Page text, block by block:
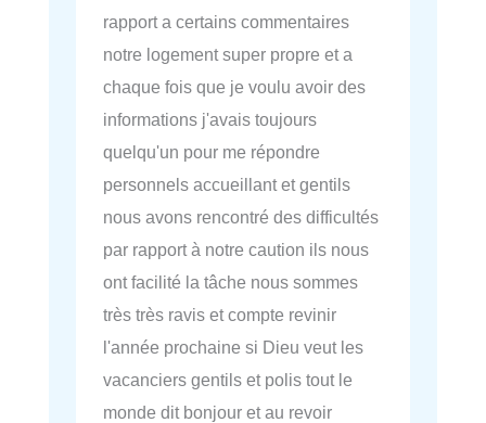
rapport a certains commentaires
notre logement super propre et a
chaque fois que je voulu avoir des
informations j'avais toujours
quelqu'un pour me répondre
personnels accueillant et gentils
nous avons rencontré des difficultés
par rapport à notre caution ils nous
ont facilité la tâche nous sommes
très très ravis et compte revinir
l'année prochaine si Dieu veut les
vacanciers gentils et polis tout le
monde dit bonjour et au revoir